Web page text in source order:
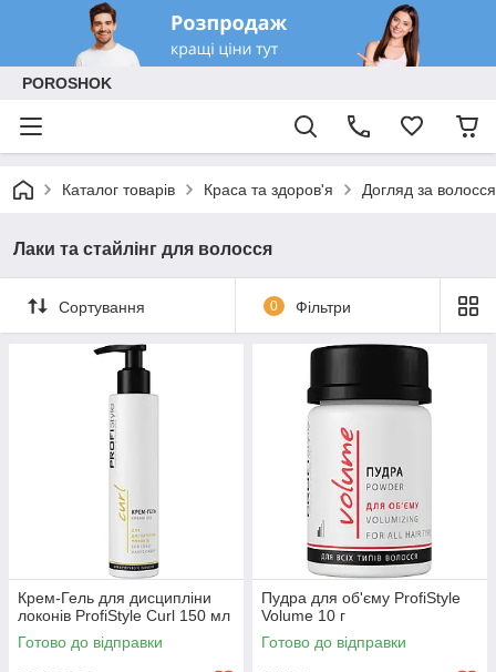
POROSHOK
Каталог товарів Краса та здоров'я Догляд за
Лаки та стайлінг для волосся
Сортування 0 Фільтри
Крем-Гель для дисципліни
локонів ProfiStyle Curl 150 мл
Готово до відправки
Пудра для об'єму ProfiStyle
Volume 10 г
Готово до відправки